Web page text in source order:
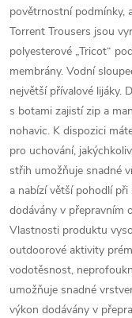
povětrnostní podmínky,
Torrent Trousers jsou
polyesterové „Tricot“
membrány. Vodní
největší přívalové lijáky.
s botami zajistí zip a
nohavic. K dispozici
pro uchování,
střih umožňuje snadné
a nabízí větší pohodlí
dodávány v přepravním
Vlastnosti produktu
outdoorové aktivity
vodotěsnost,
umožňuje snadné
výkon dodávány v